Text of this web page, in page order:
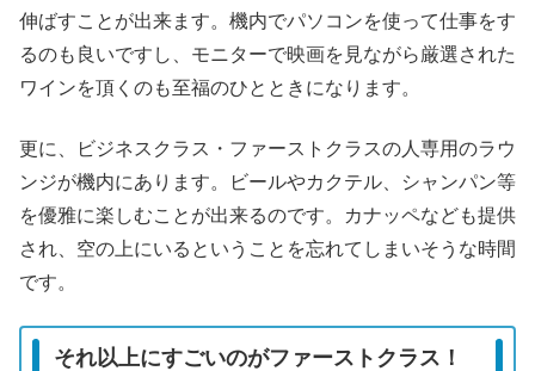
伸ばすことが出来ます。機内でパソコンを使って仕事をす
るのも良いですし、モニターで映画を見ながら厳選された
ワインを頂くのも至福のひとときになります。
更に、ビジネスクラス・ファーストクラスの人専用のラウ
ンジが機内にあります。ビールやカクテル、シャンパン等
を優雅に楽しむことが出来るのです。カナッペなども提供
され、空の上にいるということを忘れてしまいそうな時間
です。
それ以上にすごいのがファーストクラス！